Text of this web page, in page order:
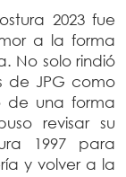
2023 fue
a la forma
No solo rindió
de JPG como
de una forma
revisar su
1997 para
y volver a la